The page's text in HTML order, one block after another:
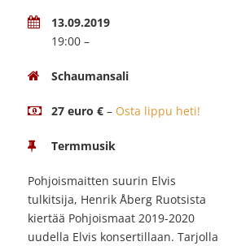
13.09.2019
19:00 –
Schaumansali
27 euro € – Osta lippu heti!
Termmusik
Pohjoismaitten suurin Elvis
tulkitsija, Henrik Åberg Ruotsista
kiertää Pohjoismaat 2019-2020
uudella Elvis konsertillaan. Tarjolla